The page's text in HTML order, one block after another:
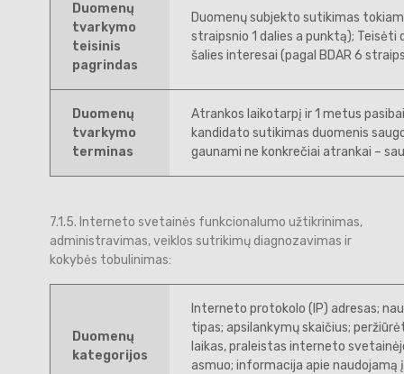
Duomenų
tvarkymo
teisinis
pagrindas
Duomenų subjekto sutikimas
straipsnio 1 dalies a punktą);
šalies interesai (pagal BDAR 6
Duomenų
tvarkymo
terminas
Atrankos laikotarpį ir 1 metus
kandidato sutikimas duomenis
gaunami ne konkrečiai atrankai –
7.1.5. Interneto svetainės funkcionalumo užtikrinimas,
administravimas, veiklos sutrikimų diagnozavimas ir
kokybės tobulinimas:
Duomenų
kategorijos
Interneto protokolo (IP) adresas;
tipas; apsilankymų skaičius;
laikas, praleistas interneto
asmuo; informacija apie naudojamą